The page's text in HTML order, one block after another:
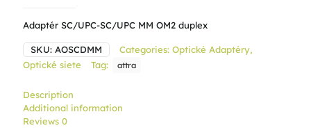
Adaptér SC/UPC-SC/UPC MM OM2 duplex
SKU: AOSCDMM Categories: Optické Adaptéry,
Optické siete
Tag: attra
Description
Additional information
Reviews 0